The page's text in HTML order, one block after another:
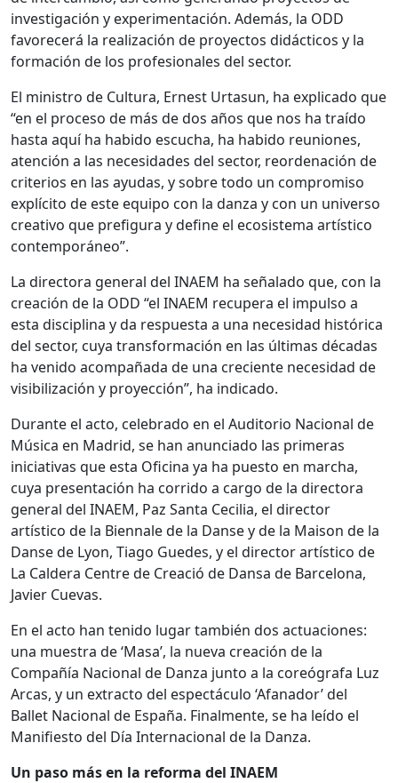
investigación y experimentación. Además, la ODD
favorecerá la realización de proyectos didácticos y la
formación de los profesionales del sector.
El ministro de Cultura, Ernest Urtasun, ha explicado que
“en el proceso de más de dos años que nos ha traído
hasta aquí ha habido escucha, ha habido reuniones,
atención a las necesidades del sector, reordenación de
criterios en las ayudas, y sobre todo un compromiso
explícito de este equipo con la danza y con un universo
creativo que prefigura y define el ecosistema artístico
contemporáneo”.
La directora general del INAEM ha señalado que, con la
creación de la ODD “el INAEM recupera el impulso a
esta disciplina y da respuesta a una necesidad histórica
del sector, cuya transformación en las últimas décadas
ha venido acompañada de una creciente necesidad de
visibilización y proyección”, ha indicado.
Durante el acto, celebrado en el Auditorio Nacional de
Música en Madrid, se han anunciado las primeras
iniciativas que esta Oficina ya ha puesto en marcha,
cuya presentación ha corrido a cargo de la directora
general del INAEM, Paz Santa Cecilia, el director
artístico de la Biennale de la Danse y de la Maison de la
Danse de Lyon, Tiago Guedes, y el director artístico de
La Caldera Centre de Creació de Dansa de Barcelona,
Javier Cuevas.
En el acto han tenido lugar también dos actuaciones:
una muestra de ‘Masa’, la nueva creación de la
Compañía Nacional de Danza junto a la coreógrafa Luz
Arcas, y un extracto del espectáculo ‘Afanador’ del
Ballet Nacional de España. Finalmente, se ha leído el
Manifiesto del Día Internacional de la Danza.
Un paso más en la reforma del INAEM